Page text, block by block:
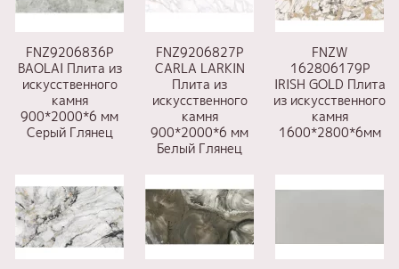
FNZ9206836P
BAOLAI Плита из
искусственного
камня
900*2000*6 мм
Серый Глянец
FNZ9206827P
CARLA LARKIN
Плита из
искусственного
камня
900*2000*6 мм
Белый Глянец
FNZW
162806179P
IRISH GOLD Плита
из искусственного
камня
1600*2800*6мм